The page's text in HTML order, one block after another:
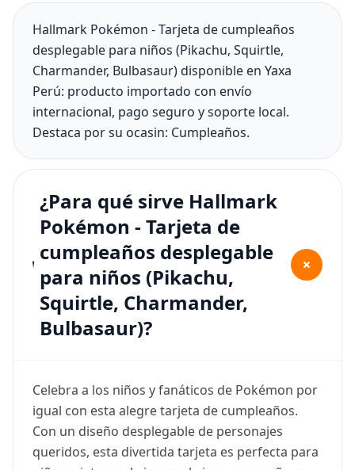
Hallmark Pokémon - Tarjeta de cumpleaños
desplegable para niños (Pikachu, Squirtle,
Charmander, Bulbasaur) disponible en Yaxa
Perú: producto importado con envío
internacional, pago seguro y soporte local.
Destaca por su ocasin: Cumpleaños.
¿Para qué sirve Hallmark
Pokémon - Tarjeta de
cumpleaños desplegable
para niños (Pikachu,
Squirtle, Charmander,
Bulbasaur)?
+
Celebra a los niños y fanáticos de Pokémon por
igual con esta alegre tarjeta de cumpleaños.
Con un diseño desplegable de personajes
queridos, esta divertida tarjeta es perfecta para